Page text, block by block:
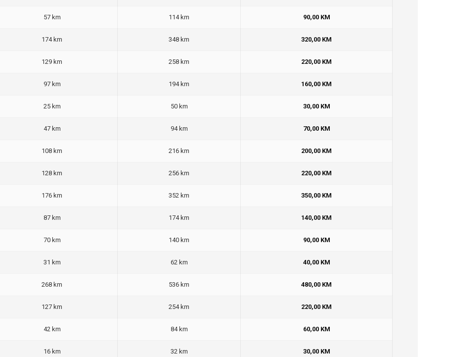
57 km 114 km 90,00 KM
174 km 348 km 320,00 KM
129 km 258 km 220,00 KM
97 km 194 km 160,00 KM
25 km 50 km 30,00 KM
47 km 94 km 70,00 KM
108 km 216 km 200,00 KM
128 km 256 km 220,00 KM
176 km 352 km 350,00 KM
87 km 174 km 140,00 KM
70 km 140 km 90,00 KM
31 km 62 km 40,00 KM
268 km 536 km 480,00 KM
127 km 254 km 220,00 KM
42 km 84 km 60,00 KM
16 km 32 km 30,00 KM